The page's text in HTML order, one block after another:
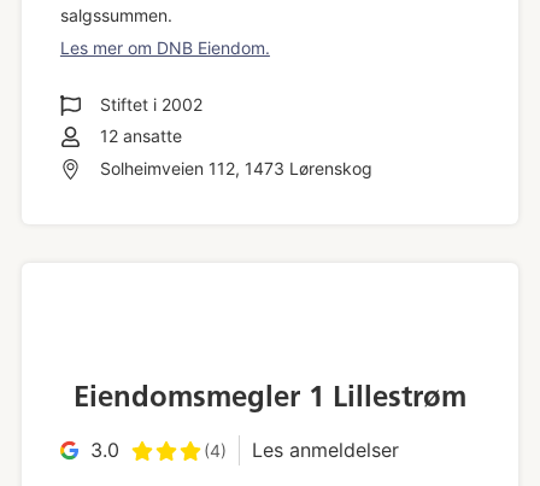
salgssummen.
Les mer om DNB Eiendom.
Stiftet i 2002
12ansatte
Solheimveien 112, 1473 Lørenskog
Eiendomsmegler 1 Lillestrøm
3.0 (4) Les anmeldelser